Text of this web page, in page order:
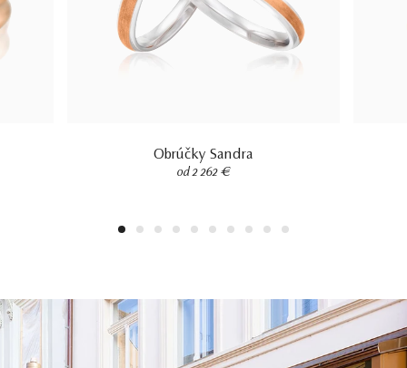
Obrúčky Sandra
od 2 262 €
1 2 3 4 5 6 7 8 9 10